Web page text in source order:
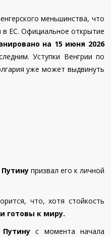
меньшинства, что
в ЕС. Официальное открытие
на 15 июня 2026
Уступки Венгрии по
уже может выдвинуть
призвал его к личной
что, хотя стойкость
готовы к миру.
Путинус момента начала